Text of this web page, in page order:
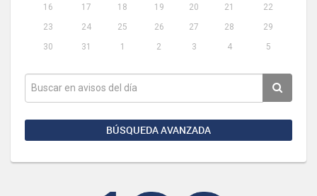
16
17 18 19 20 21
22
23
24 25 26 27 28
29
30
31 1 2 3 4 5
BÚSQUEDA AVANZADA